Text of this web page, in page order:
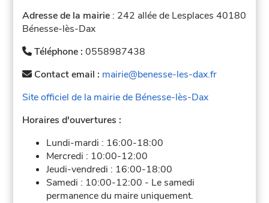
Adresse de la mairie : 242 allée de Lesplaces 40180
Bénesse-lès-Dax
Téléphone :0558987438
Contact email : mairie@benesse-les-dax.fr
Site officiel de la mairie de Bénesse-lès-Dax
Horaires d'ouvertures :
Lundi-mardi : 16:00-18:00
Mercredi : 10:00-12:00
Jeudi-vendredi : 16:00-18:00
Samedi : 10:00-12:00 - Le samedi
permanence du maire uniquement.